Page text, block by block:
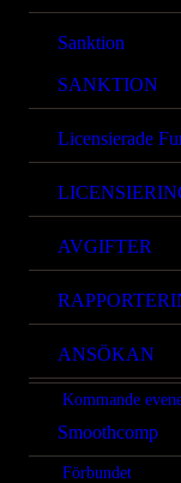
Sanktion
SANKTION
Licensierade
AVGIFTER
ANSÖKAN
Kommande
Smoothcomp
Förbundet